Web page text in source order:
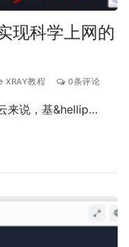
现科学上网的
XRAY教程 0条评论
来说，基&hellip…